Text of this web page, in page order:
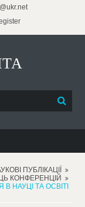
ПУБЛІКАЦІЇ
КОНФЕРЕНЦІЙ
НАУЦІ ТА ОСВІТІ